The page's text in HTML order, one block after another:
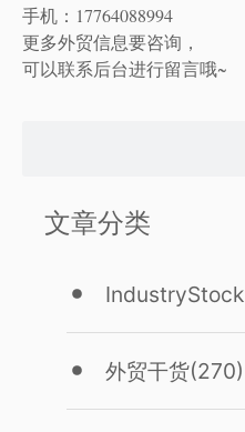
手机：17764088994
更多外贸信息要咨询，
可以联系后台进行留言哦~
文章分类
IndustryStock
外贸干货(270)